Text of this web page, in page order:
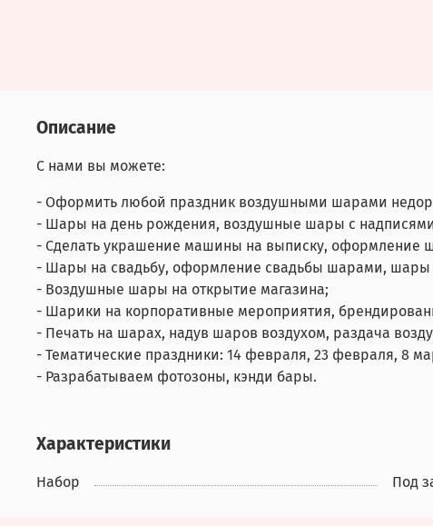
Описание
С нами вы можете:
- Оформить любой праздник воздушными шарами
- Шары на день рождения, воздушные шары с надписями
- Сделать украшение машины на выписку, оформление
- Шары на свадьбу, оформление свадьбы шарами, шары
- Воздушные шары на открытие магазина;
- Шарики на корпоративные мероприятия,
- Печать на шарах, надув шаров воздухом, раздача
- Тематические праздники: 14 февраля, 23 февраля, 8
- Разрабатываем фотозоны, кэнди бары.
Характеристики
Набор Под